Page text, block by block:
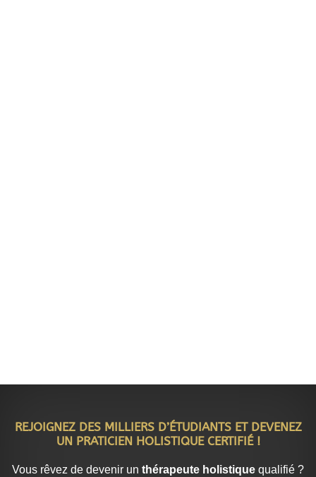
REJOIGNEZ DES MILLIERS D’ÉTUDIANTS ET DEVENEZ
UN PRATICIEN HOLISTIQUE CERTIFIÉ !
Vous rêvez de devenir un thérapeute holistique qualifié ?